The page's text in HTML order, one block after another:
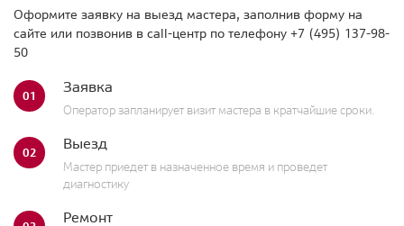
Оформите заявку на выезд мастера, заполнив форму на
сайте или позвонив в call-центр по телефону +7 (495) 137-98-
50
01 Заявка
Оператор запланирует визит мастера в кратчайшие сроки.
02 Выезд
Мастер приедет в назначенное время и проведет
диагностику
Ремонт